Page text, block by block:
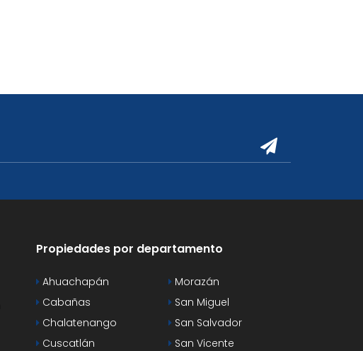
Propiedades por departamento
Ahuachapán
Cabañas
Chalatenango
Cuscatlán
Morazán
San Miguel
San Salvador
San Vicente